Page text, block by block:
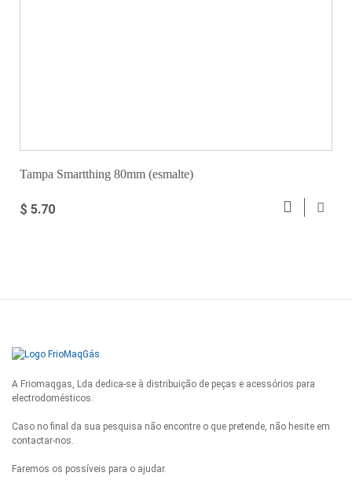
Tampa Smartthing 80mm (esmalte)
$ 5.70
A Friomaqgas, Lda dedica-se à distribuição de peças e acessórios para
electrodomésticos.
Caso no final da sua pesquisa não encontre o que pretende, não hesite em
contactar-nos.
Faremos os possíveis para o ajudar.